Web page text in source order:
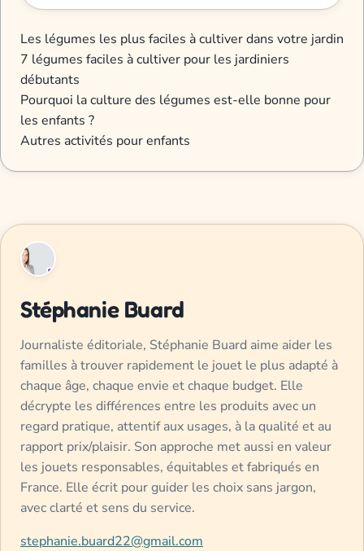
Les légumes les plus faciles à cultiver dans votre jardin
7 légumes faciles à cultiver pour les jardiniers
débutants
Pourquoi la culture des légumes est-elle bonne pour
les enfants ?
Autres activités pour enfants
Stéphanie Buard
Journaliste éditoriale, Stéphanie Buard aime aider les
familles à trouver rapidement le jouet le plus adapté à
chaque âge, chaque envie et chaque budget. Elle
décrypte les différences entre les produits avec un
regard pratique, attentif aux usages, à la qualité et au
rapport prix/plaisir. Son approche met aussi en valeur
les jouets responsables, équitables et fabriqués en
France. Elle écrit pour guider les choix sans jargon,
avec clarté et sens du service.
stephanie.buard22@gmail.com